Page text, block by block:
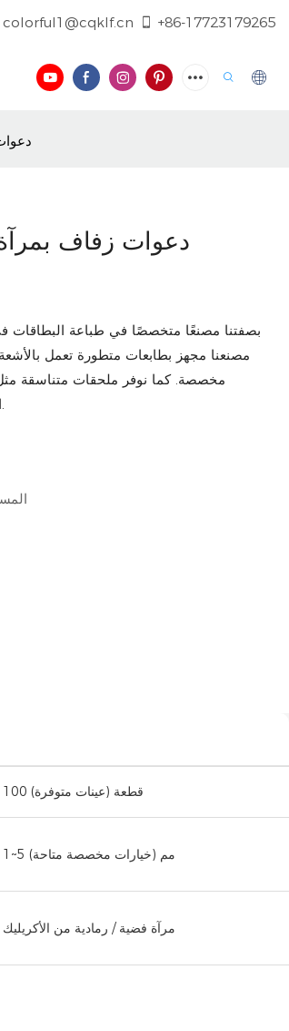
colorful1@cqklf.cn +86-17723179265
دعوات زفاف
بصفتنا مصنعًا متخصصًا في طباعة البطاقات
مصنعنا مجهز بطابعات متطورة تعمل
مخصصة. كما نوفر ملحقات متناسقة
المباشرة من المصنع وشحننا العالمي، نضمن الجودة والأسعار المعقولة.
100 قطعة (عينات متوفرة)
1~5 مم (خيارات مخصصة متاحة)
مرآة فضية / رمادية من الأكريليك